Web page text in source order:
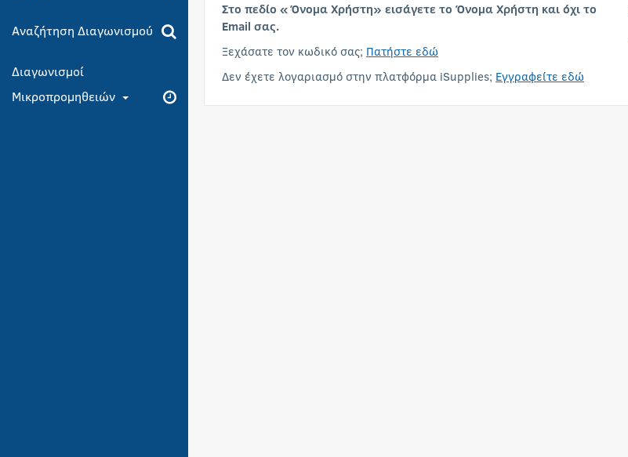
Αναζήτηση Διαγωνισμού
Διαγωνισμοί
Μικροπρομηθειών
Στο πεδίο «Όνομα Χρήστη» εισάγετε το Όνομα Χρήστη και όχι το
Email σας.
Ξεχάσατε τον κωδικό σας; Πατήστε εδώ
Δεν έχετε λογαριασμό στην πλατφόρμα iSupplies; Εγγραφείτε εδώ